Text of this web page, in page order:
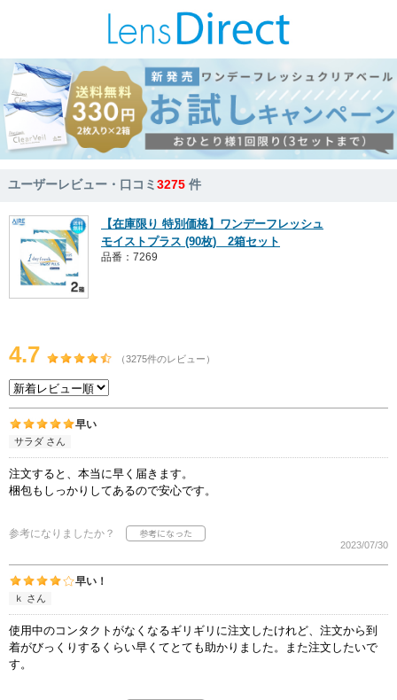
ユーザーレビュー・口コミ3275 件
【在庫限り 特別価格】ワンデーフレッシュ
モイストプラス (90枚) 2箱セット
品番：7269
4.7 （3275件のレビュー）
早い
サラダ さん
注文すると、本当に早く届きます。
梱包もしっかりしてあるので安心です。
参考になりましたか？
2023/07/30
早い！
ｋ さん
使用中のコンタクトがなくなるギリギリに注文したけれど、注文から到
着がびっくりするくらい早くてとても助かりました。また注文したいで
す。